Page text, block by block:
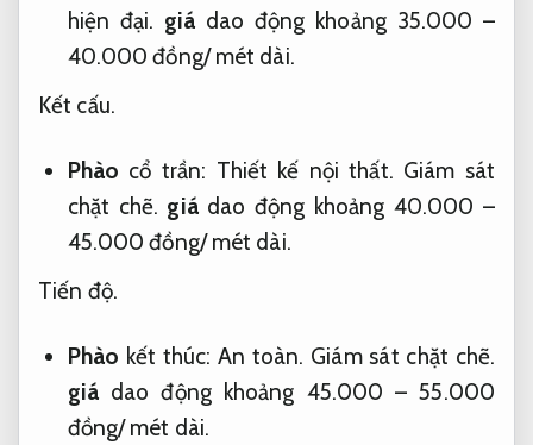
hiện đại. giá dao động khoảng 35.000 –
40.000 đồng/ mét dài.
Kết cấu.
Phào cổ trần: Thiết kế nội thất. Giám sát
chặt chẽ. giádao động khoảng 40.000 –
45.000 đồng/ mét dài.
Tiến độ.
Phào kết thúc:An toàn. Giám sát chặt chẽ.
giá dao động khoảng 45.000 – 55.000
đồng/ mét dài.